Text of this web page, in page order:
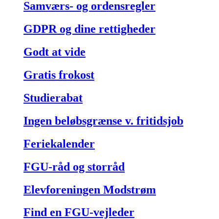
Samværs- og ordensregler
GDPR og dine rettigheder
Godt at vide
Gratis frokost
Studierabat
Ingen beløbsgrænse v. fritidsjob
Feriekalender
FGU-råd og storråd
Elevforeningen Modstrøm
Find en FGU-vejleder